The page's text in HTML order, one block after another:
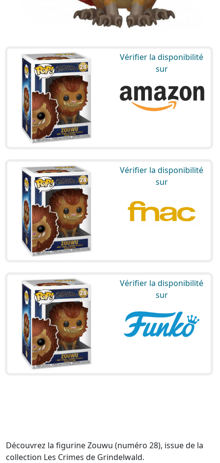
Vérifier la disponibilité
sur
Vérifier la disponibilité
sur
Vérifier la disponibilité
sur
Découvrez la figurine Zouwu (numéro 28), issue de la
collection Les Crimes de Grindelwald.